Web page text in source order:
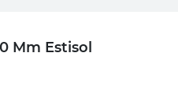
Mm Estisol